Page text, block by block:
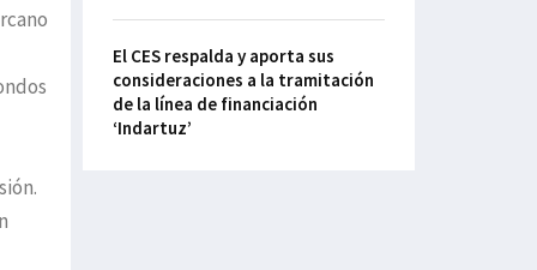
El CES respalda y aporta sus
consideraciones a la tramitación
de la línea de financiación
‘Indartuz’